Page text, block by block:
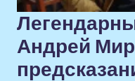
Андрей